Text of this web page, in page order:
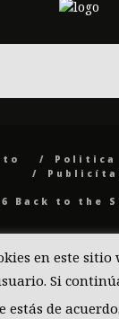
Politica
Back to the
en este
Si
estás de